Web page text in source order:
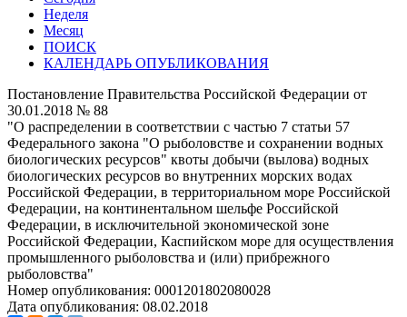
Неделя
Месяц
ПОИСК
КАЛЕНДАРЬ ОПУБЛИКОВАНИЯ
Постановление Правительства Российской Федерации от
30.01.2018 № 88
"О распределении в соответствии с частью 7 статьи 57
Федерального закона "О рыболовстве и сохранении водных
биологических ресурсов" квоты добычи (вылова) водных
биологических ресурсов во внутренних морских водах
Российской Федерации, в территориальном море Российской
Федерации, на континентальном шельфе Российской
Федерации, в исключительной экономической зоне
Российской Федерации, Каспийском море для осуществления
промышленного рыболовства и (или) прибрежного
рыболовства"
Номер опубликования: 0001201802080028
Дата опубликования: 08.02.2018